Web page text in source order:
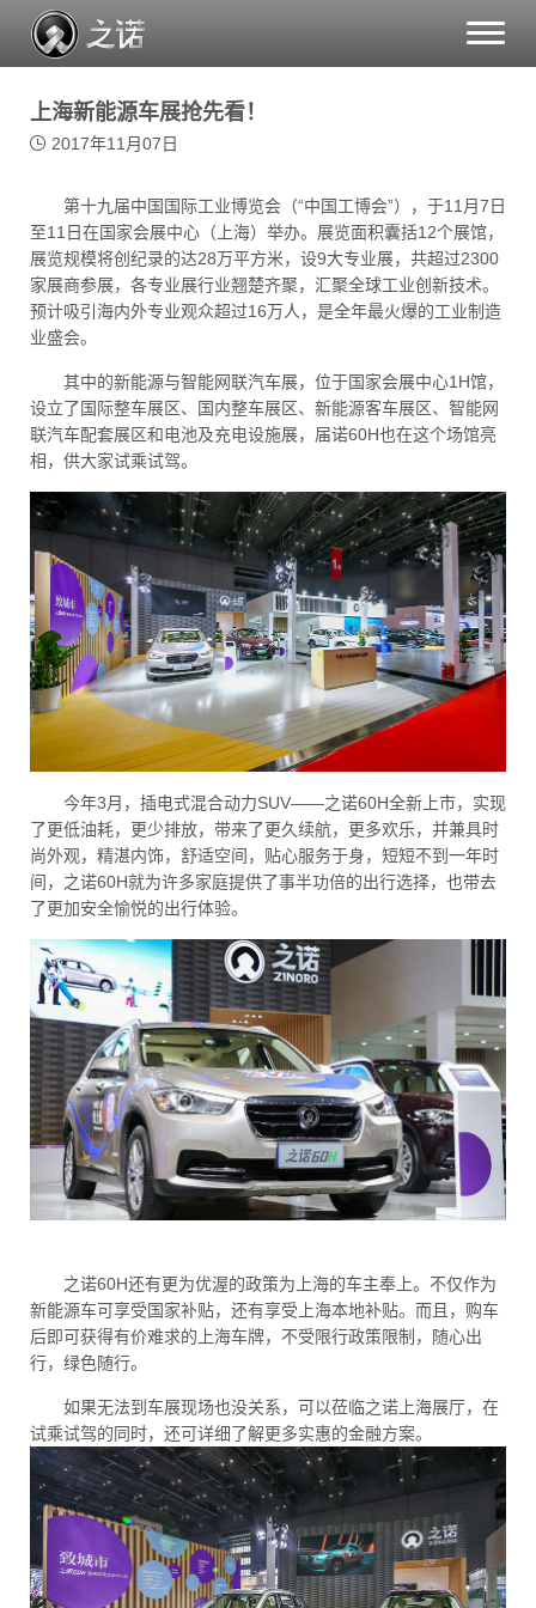
Toggle
上海新能源车展抢先看！
2017年11月07日
第十九届中国国际工业博览会（“中国工博会”），于11月7日
至11日在国家会展中心（上海）举办。展览面积囊括12个展馆，
展览规模将创纪录的达28万平方米，设9大专业展，共超过2300
家展商参展，各专业展行业翘楚齐聚，汇聚全球工业创新技术。
预计吸引海内外专业观众超过16万人，是全年最火爆的工业制造
业盛会。
其中的新能源与智能网联汽车展，位于国家会展中心1H馆，
设立了国际整车展区、国内整车展区、新能源客车展区、智能网
联汽车配套展区和电池及充电设施展，届诺60H也在这个场馆亮
相，供大家试乘试驾。
今年3月，插电式混合动力SUV——之诺60H全新上市，实现
了更低油耗，更少排放，带来了更久续航，更多欢乐，并兼具时
尚外观，精湛内饰，舒适空间，贴心服务于身，短短不到一年时
间，之诺60H就为许多家庭提供了事半功倍的出行选择，也带去
了更加安全愉悦的出行体验。
之诺60H还有更为优渥的政策为上海的车主奉上。不仅作为
新能源车可享受国家补贴，还有享受上海本地补贴。而且，购车
后即可获得有价难求的上海车牌，不受限行政策限制，随心出
行，绿色随行。
如果无法到车展现场也没关系，可以莅临之诺上海展厅，在
试乘试驾的同时，还可详细了解更多实惠的金融方案。